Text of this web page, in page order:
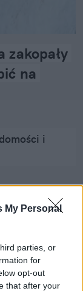
My Personal
parties, or
for
opt-out
that after your
zakopały
na
i